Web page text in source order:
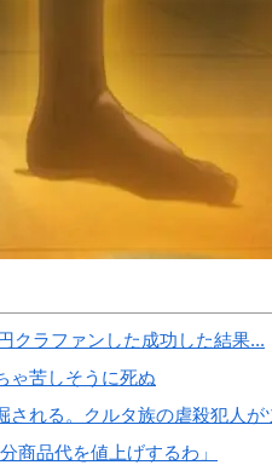
クラファンした成功した結果...
ゃ苦しそうに死ぬ
れる。クルタ族の虐殺犯人が
商品代を値上げするわ」